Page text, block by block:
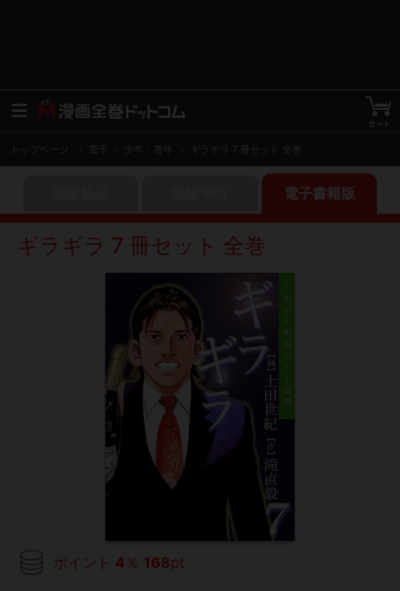
トップページ 少年・青年 ギラギラ 7 冊セット 全巻
電子書籍版
ギラギラ 7 冊セット 全巻
ポイント 4 ％ 168pt